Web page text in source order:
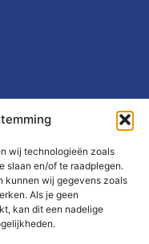
wij technologieën zoals
slaan en/of te raadplegen.
kunnen wij gegevens zoals
Als je geen
kan dit een nadelige